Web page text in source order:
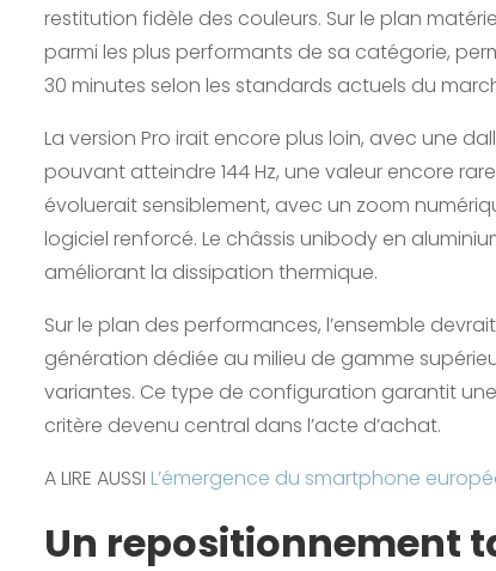
restitution fidèle des couleurs. Sur le plan
parmi les plus performants de sa catégorie,
30 minutes selon les standards actuels du
La version Pro irait encore plus loin, avec une
pouvant atteindre 144 Hz, une valeur encore
évoluerait sensiblement, avec un zoom
logiciel renforcé. Le châssis unibody en
améliorant la dissipation thermique.
Sur le plan des performances, l’ensemble
génération dédiée au milieu de gamme
variantes. Ce type de configuration garantit
critère devenu central dans l’acte d’achat.
A LIRE AUSSI L’émergence du smartphone
Un repositionnement